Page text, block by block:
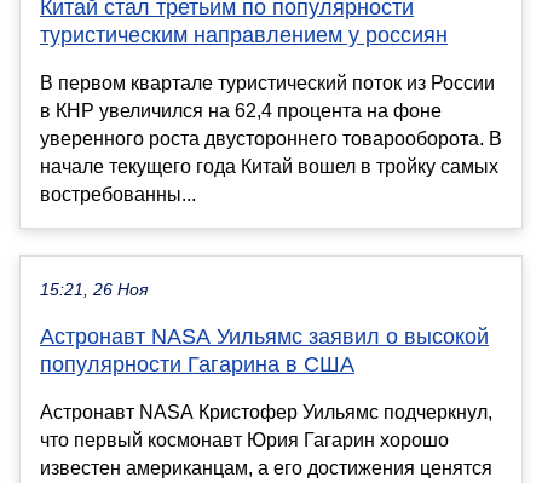
Китай стал третьим по популярности
туристическим направлением у россиян
В первом квартале туристический поток из России
в КНР увеличился на 62,4 процента на фоне
уверенного роста двустороннего товарооборота. В
начале текущего года Китай вошел в тройку самых
востребованны...
15:21, 26 Ноя
Астронавт NASA Уильямс заявил о высокой
популярности Гагарина в США
Астронавт NASA Кристофер Уильямс подчеркнул,
что первый космонавт Юрия Гагарин хорошо
известен американцам, а его достижения ценятся